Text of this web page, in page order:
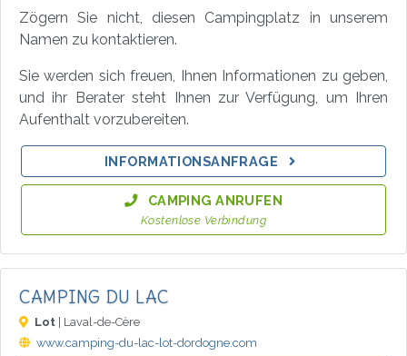
Zögern Sie nicht, diesen Campingplatz in unserem
Namen zu kontaktieren.
Sie werden sich freuen, Ihnen Informationen zu geben,
und ihr Berater steht Ihnen zur Verfügung, um Ihren
Aufenthalt vorzubereiten.
INFORMATIONSANFRAGE
CAMPING ANRUFEN
Kostenlose Verbindung
CAMPING DU LAC
Lot | Laval-de-Cère
www.camping-du-lac-lot-dordogne.com